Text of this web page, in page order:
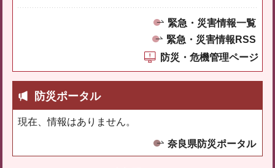
緊急・災害情報一覧
緊急・災害情報RSS
防災・危機管理ページ
防災ポータル
現在、情報はありません。
奈良県防災ポータル